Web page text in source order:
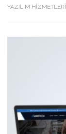
YAZILIM HİZMETLERİ